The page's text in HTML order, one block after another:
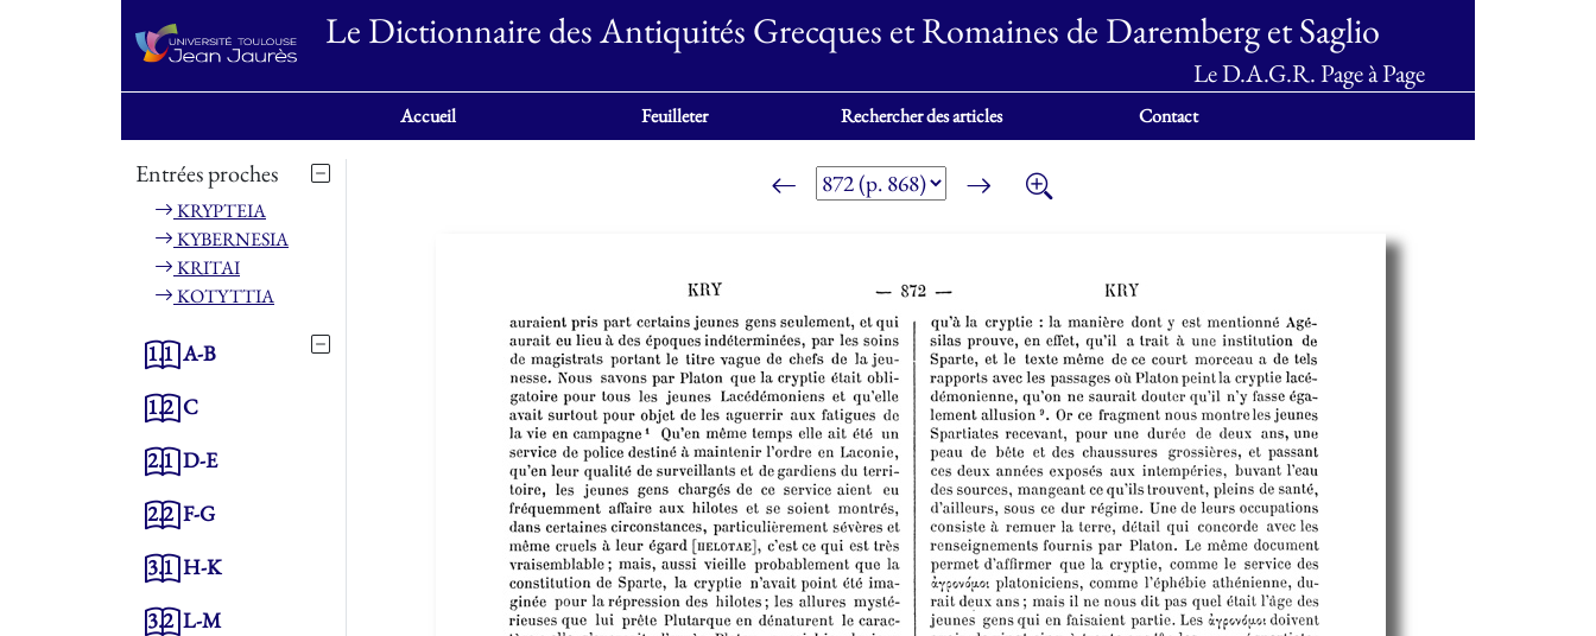
Le Dictionnaire des Antiquités Grecques et Romaines de Daremberg et Saglio
Le D.A.G.R. Page à Page
Accueil Feuilleter Rechercher des articles Contact
Entrées proches
KRYPTEIA
KYBERNESIA
KRITAI
KOTYTTIA
1.1A-B
1.2C
2.1D-E
2.2F-G
3.1H-K
3.2L-M